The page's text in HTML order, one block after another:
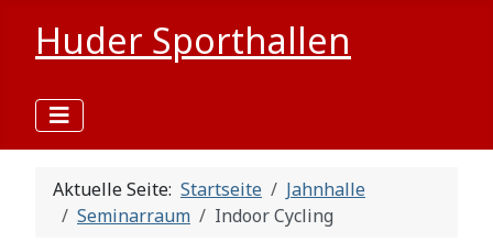
Huder Sporthallen
Aktuelle Seite: Startseite
Jahnhalle
Seminarraum
Indoor Cycling